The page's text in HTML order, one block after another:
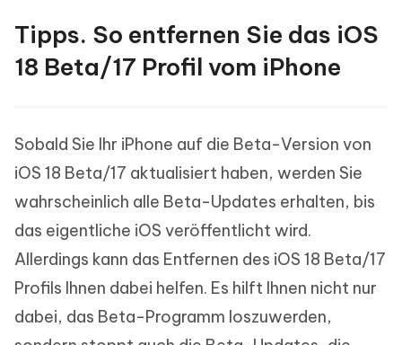
Tipps. So entfernen Sie das iOS
18 Beta/17 Profil vom iPhone
Sobald Sie Ihr iPhone auf die Beta-Version von
iOS 18 Beta/17 aktualisiert haben, werden Sie
wahrscheinlich alle Beta-Updates erhalten, bis
das eigentliche iOS veröffentlicht wird.
Allerdings kann das Entfernen des iOS 18 Beta/17
Profils Ihnen dabei helfen. Es hilft Ihnen nicht nur
dabei, das Beta-Programm loszuwerden,